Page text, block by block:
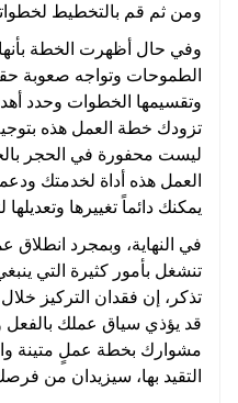
ومن ثم قم بالتخطيط
وفي حال أظهرت الخطة
الطموحات وتواجه صعوبة
وتقسيمها الخطوات وحدد
تزودك خطة العمل هذه
ليست محفورة في الحجر
العمل هذه أداة لخدمتك
يمكنك دائماً تغييرها
في النهاية، وبمجرد انطلاق
تنشغل بأمور كثيرة التي
تذكر، إن فقدان التركيز
قد يؤذي سياق عملك بالفعل
مشوارك بخطة عملٍ متينة
التقيد بها، سيزيدان من